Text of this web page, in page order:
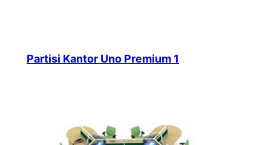
Partisi Kantor Uno Premium 1